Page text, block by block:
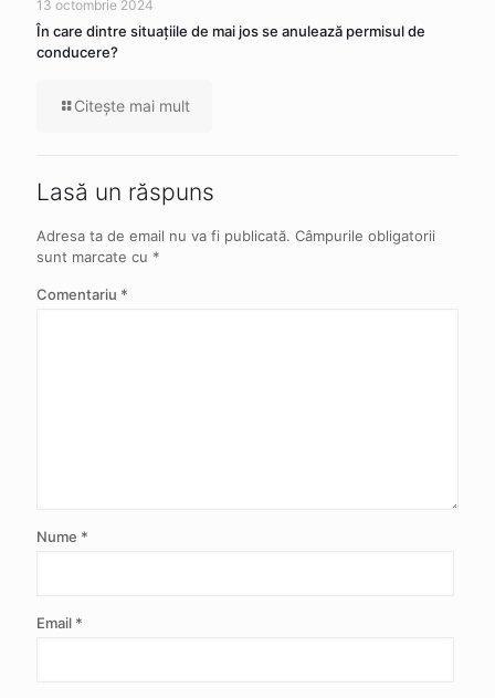
13 octombrie 2024
În care dintre situaţiile de mai jos se anulează permisul de
conducere?
Citeşte mai mult
Lasă un răspuns
Adresa ta de email nu va fi publicată. Câmpurile obligatorii
sunt marcate cu *
Comentariu *
Nume *
Email *